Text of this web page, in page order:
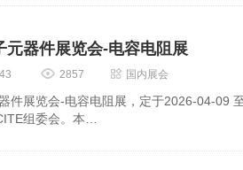
元器件展览会-电容电阻展
2857 国内展会
件展览会-电容电阻展，定于2026-04-09
组委会。本…